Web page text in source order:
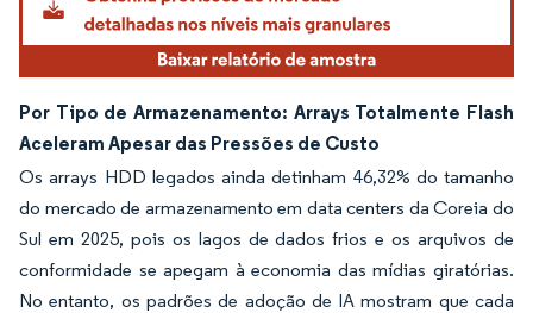
Por Tipo de Armazenamento: Arrays Totalmente Flash
Aceleram Apesar das Pressões de Custo
Os arrays HDD legados ainda detinham 46,32% do tamanho
do mercado de armazenamento em data centers da Coreia do
Sul em 2025, pois os lagos de dados frios e os arquivos de
conformidade se apegam à economia das mídias giratórias.
No entanto, os padrões de adoção de IA mostram que cada